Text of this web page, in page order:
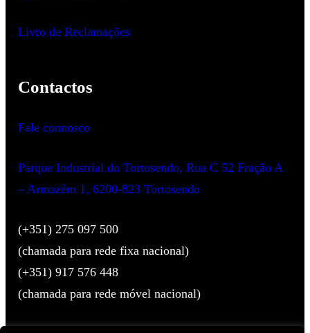
Livro de Reclamações
Contactos
Fale connosco
Parque Industrial do Tortosendo, Rua C 52 Fração A
– Armazém 1, 6200-823 Tortosendo
(+351) 275 097 500
(chamada para rede fixa nacional)
(+351) 917 576 448
(chamada para rede móvel nacional)